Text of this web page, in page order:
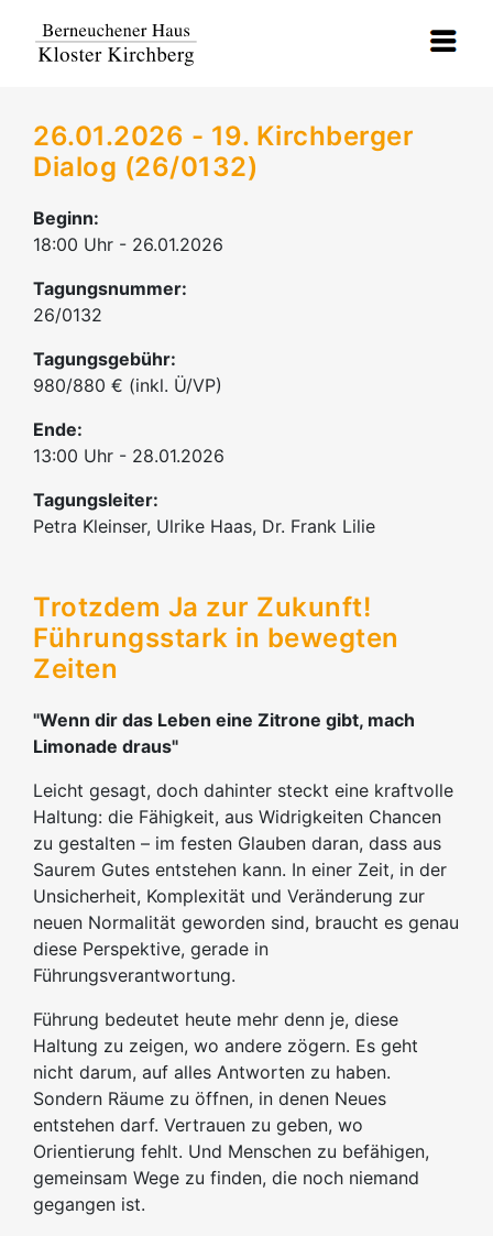
26.01.2026 - 19. Kirchberger
Dialog (26/0132)
Beginn:
18:00 Uhr - 26.01.2026
Tagungsnummer:
26/0132
Tagungsgebühr:
980/880 € (inkl. Ü/VP)
Ende:
13:00 Uhr - 28.01.2026
Tagungsleiter:
Petra Kleinser, Ulrike Haas, Dr. Frank Lilie
Trotzdem Ja zur Zukunft!
Führungsstark in bewegten
Zeiten
"Wenn dir das Leben eine Zitrone gibt, mach
Limonade draus"
Leicht gesagt, doch dahinter steckt eine kraftvolle
Haltung: die Fähigkeit, aus Widrigkeiten Chancen
zu gestalten – im festen Glauben daran, dass aus
Saurem Gutes entstehen kann. In einer Zeit, in der
Unsicherheit, Komplexität und Veränderung zur
neuen Normalität geworden sind, braucht es genau
diese Perspektive, gerade in
Führungsverantwortung.
Führung bedeutet heute mehr denn je, diese
Haltung zu zeigen, wo andere zögern. Es geht
nicht darum, auf alles Antworten zu haben.
Sondern Räume zu öffnen, in denen Neues
entstehen darf. Vertrauen zu geben, wo
Orientierung fehlt. Und Menschen zu befähigen,
gemeinsam Wege zu finden, die noch niemand
gegangen ist.